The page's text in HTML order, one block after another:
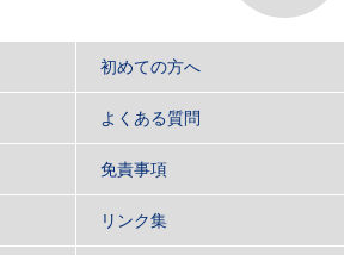
初めての方へ
よくある質問
免責事項
リンク集